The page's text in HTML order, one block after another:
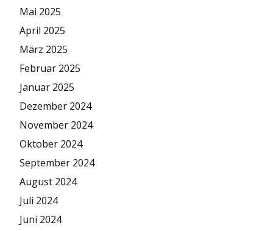
Mai 2025
April 2025
März 2025
Februar 2025
Januar 2025
Dezember 2024
November 2024
Oktober 2024
September 2024
August 2024
Juli 2024
Juni 2024